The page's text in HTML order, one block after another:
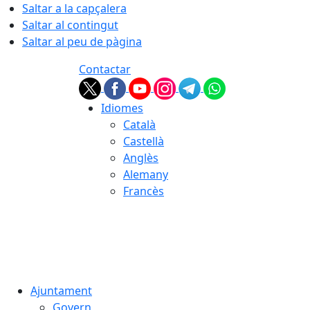
Saltar a la capçalera
Saltar al contingut
Saltar al peu de pàgina
Contactar
Idiomes
Català
Castellà
Anglès
Alemany
Francès
Ajuntament